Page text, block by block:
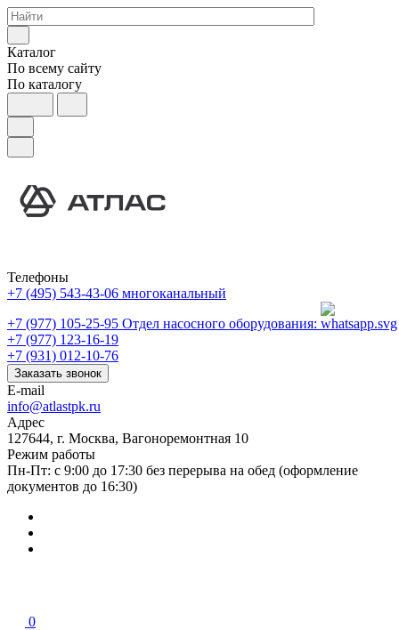
Каталог
По всему сайту
По каталогу
Телефоны
+7 (495) 543-43-06 многоканальный
+7 (977) 105-25-95 Отдел насосного оборудования:
+7 (977) 123-16-19
+7 (931) 012-10-76
Заказать звонок
E-mail
info@atlastpk.ru
Адрес
127644, г. Москва, Вагоноремонтная 10
Режим работы
Пн-Пт: с 9:00 до 17:30 без перерыва на обед (оформление
документов до 16:30)
0